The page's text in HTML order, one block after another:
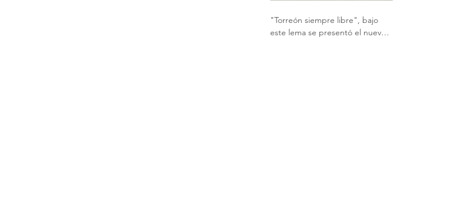
"Torreón siempre libre", bajo
este lema se presentó el nuevo